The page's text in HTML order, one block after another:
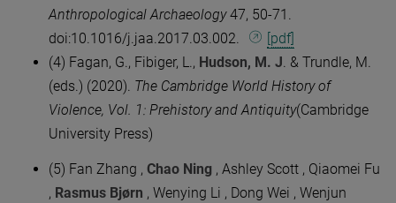
Anthropological Archaeology47, 50-71.
doi:10.1016/j.jaa.2017.03.002.
[pdf]
(4) Fagan, G., Fibiger, L., Hudson, M. J . & Trundle, M.
(eds.) (2020). The Cambridge World History of
Violence, Vol. 1: Prehistory and Antiquity(Cambridge
University Press)
(5) Fan Zhang , Chao Ning , Ashley Scott , Qiaomei Fu
, Rasmus Bjørn , Wenying Li , Dong Wei , Wenjun